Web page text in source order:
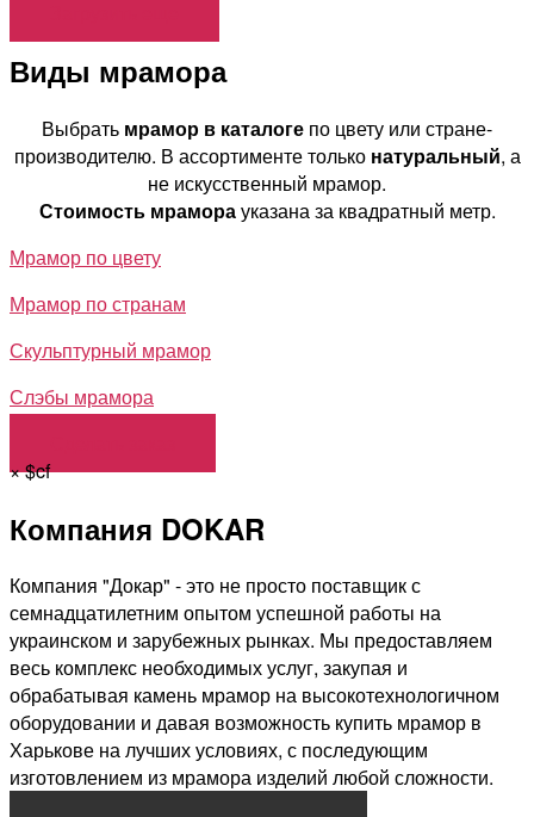
Виды мрамора
Выбрать мрамор в каталоге по цвету или стране-
производителю. В ассортименте только натуральный, а
не искусственный мрамор.
Стоимость мраморауказана за квадратный метр.
Мрамор по цвету
Мрамор по странам
Скульптурный мрамор
Слэбы мрамора
×$cf
Компания DOKAR
Компания "Докар" - это не просто поставщик с
семнадцатилетним опытом успешной работы на
украинском и зарубежных рынках. Мы предоставляем
весь комплекс необходимых услуг, закупая и
обрабатывая камень мрамор на высокотехнологичном
оборудовании и давая возможность купить мрамор в
Харькове на лучших условиях, с последующим
изготовлением из мрамора изделий любой сложности.